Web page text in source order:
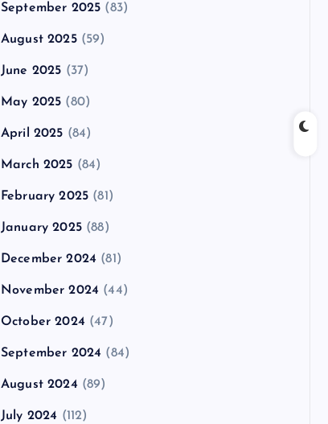
September 2025 (83)
August 2025(59)
June 2025 (37)
May 2025 (80)
April 2025 (84)
March 2025 (84)
February 2025 (81)
January 2025(88)
December 2024 (81)
November 2024 (44)
October 2024 (47)
September 2024 (84)
August 2024 (89)
July 2024 (112)